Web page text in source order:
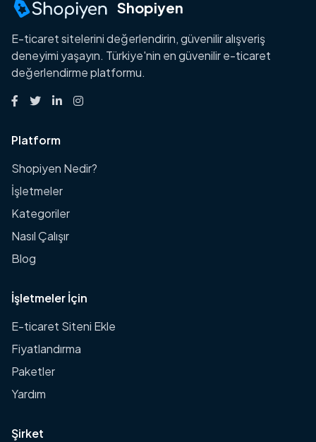
Shopiyen
E-ticaret sitelerini değerlendirin, güvenilir alışveriş
deneyimi yaşayın. Türkiye'nin en güvenilir e-ticaret
değerlendirme platformu.
Platform
Shopiyen Nedir?
İşletmeler
Kategoriler
Nasıl Çalışır
Blog
İşletmeler İçin
E-ticaret Siteni Ekle
Fiyatlandırma
Paketler
Yardım
Şirket